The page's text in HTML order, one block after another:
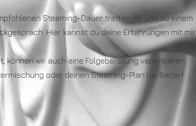
Steaming-Dauer treffen wir uns zu einem
Hier kannst du deine Erfahrungen mit mir
können wir auch eine Folgeberatung vereinbaren,
oder deinen Steaming-Plan bei Bedarf